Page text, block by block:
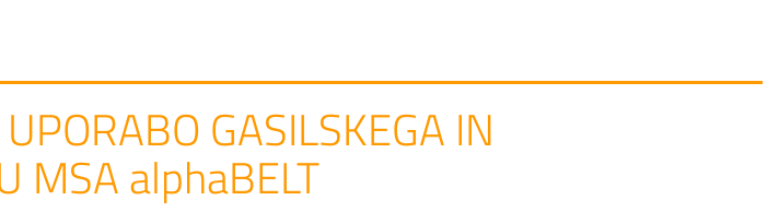
GASILSKEGA IN
MSA alphaBELT